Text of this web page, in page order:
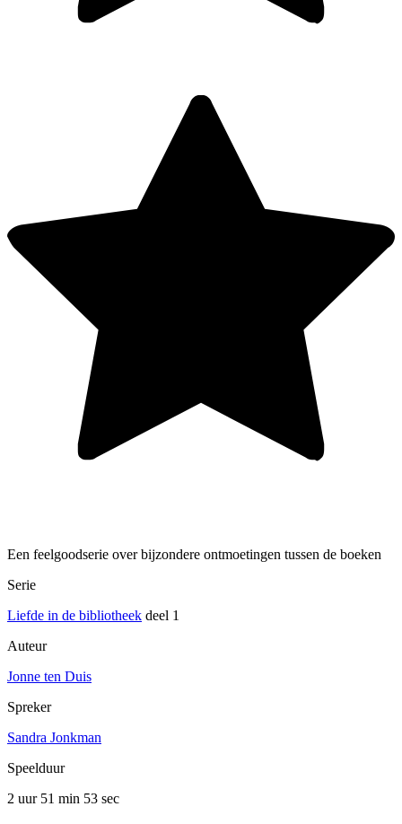
Een feelgoodserie over bijzondere ontmoetingen tussen de boeken
Serie
Liefde in de bibliotheek deel 1
Auteur
Jonne ten Duis
Spreker
Sandra Jonkman
Speelduur
2 uur 51 min 53 sec